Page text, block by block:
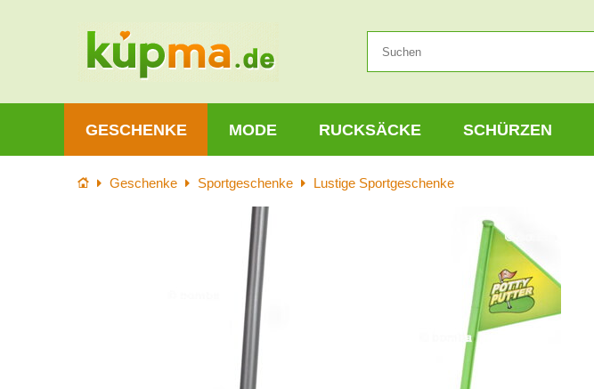
GESCHENKE MODE RUCKSÄCKE SCHÜRZEN
StartseiteGeschenke Sportgeschenke Lustige Sportgeschenke